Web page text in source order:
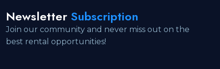
Newsletter Subscription
Join our community and never miss out on the
best rental opportunities!